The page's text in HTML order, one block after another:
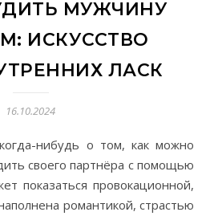
МУЖЧИНУ
ИСКУССТВО
ЛАСК
16.10.2024
своего партнёра с помощью
показаться провокационной,
романтикой, страстью